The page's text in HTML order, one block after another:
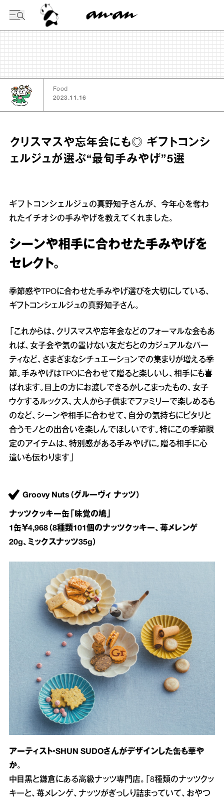
Food
2023.11.16
クリスマスや忘年会にも◎ ギフトコンシ
ェルジュが選ぶ“最旬手みやげ”5選
ギフトコンシェルジュの真野知子さんが、今年心を奪わ
れたイチオシの手みやげを教えてくれました。
シーンや相手に合わせた手みやげを
セレクト。
季節感やTPOに合わせた手みやげ選びを大切にしている、
ギフトコンシェルジュの真野知子さん。
「これからは、クリスマスや忘年会などのフォーマルな会もあ
れば、女子会や気の置けない友だちとのカジュアルなパー
ティなど、さまざまなシチュエーションでの集まりが増える季
節。手みやげはTPOに合わせて贈ると楽しいし、相手にも喜
ばれます。目上の方にお渡しできるかしこまったもの、女子
ウケするルックス、大人から子供までファミリーで楽しめるも
のなど、シーンや相手に合わせて、自分の気持ちにピタリと
合うモノとの出合いを楽しんでほしいです。特にこの季節限
定のアイテムは、特別感がある手みやげに。贈る相手に心
遣いも伝わります」
Groovy Nuts（グルーヴィ ナッツ）
ナッツクッキー缶「味覚の鳩」
1缶￥4,968（8種類101個のナッツクッキー、苺メレンゲ
20g、ミックスナッツ35g）
アーティスト・SHUN SUDOさんがデザインした缶も華や
か。
中目黒と鎌倉にある高級ナッツ専門店。「8種類のナッツクッ
キーと、苺メレンゲ、ナッツがぎっしり詰まっていて、おやつ